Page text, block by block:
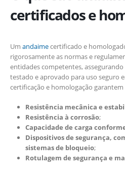
certificados e
Um andaimecertificado e
rigorosamente as normas e
entidades competentes,
testado e aprovado para uso seguro
certificação e homologação
Resistência mecânica e
Resistência à corrosão;
Capacidade de carga
Dispositivos de segurança,
sistemas de bloqueio;
Rotulagem de segurança e